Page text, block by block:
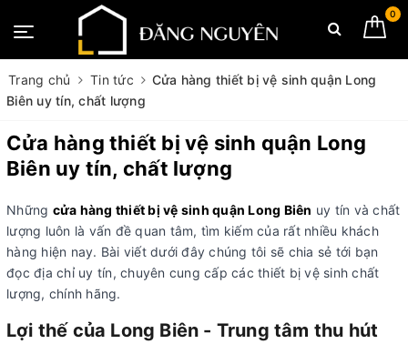
0
Trang chủ Tin tức
Cửa hàng thiết bị vệ sinh quận Long
Biên uy tín, chất lượng
Cửa hàng thiết bị vệ sinh quận Long
Biên uy tín, chất lượng
Những cửa hàng thiết bị vệ sinh quận Long Biên uy tín và chất
lượng luôn là vấn đề quan tâm, tìm kiếm của rất nhiều khách
hàng hiện nay. Bài viết dưới đây chúng tôi sẽ chia sẻ tới bạn
đọc địa chỉ uy tín, chuyên cung cấp các thiết bị vệ sinh chất
lượng, chính hãng.
Lợi thế của Long Biên - Trung tâm thu hút